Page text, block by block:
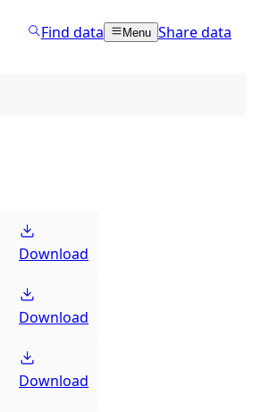
Find data Menu Share data
Download
Download
Download